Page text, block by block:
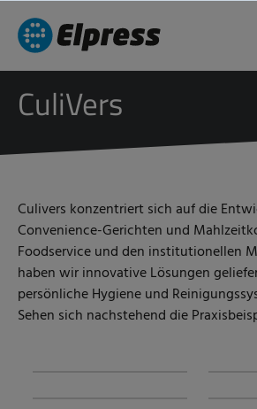
CuliVers
Culivers konzentriert sich auf die
Convenience-Gerichten und
Foodservice und den institutionellen
haben wir innovative Lösungen
persönliche Hygiene und
Sehen sich nachstehend die